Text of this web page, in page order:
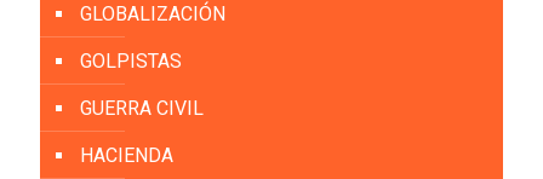
GLOBALIZACIÓN
GOLPISTAS
GUERRA CIVIL
HACIENDA